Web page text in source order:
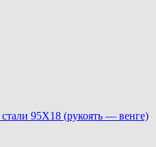
95Х18 (рукоять — венге)